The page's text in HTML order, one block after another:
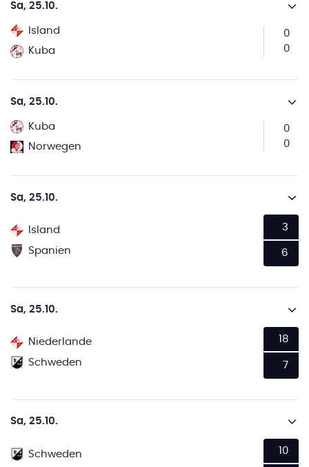
Sa, 25.10.
Island
Kuba
0
0
Sa, 25.10.
Kuba
Norwegen
0
0
Sa, 25.10.
Island
Spanien
3
6
Sa, 25.10.
Niederlande
Schweden
18
7
Sa, 25.10.
Schweden
10